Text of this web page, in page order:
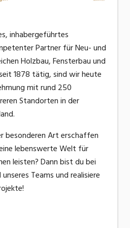
inhabergeführtes
Partner für Neu- und
Holzbau, Fensterbau und
1878 tätig, sind wir heute
mit rund 250
Standorten in der
besonderen Art erschaffen
lebenswerte Welt für
leisten? Dann bist du bei
Teams und realisiere